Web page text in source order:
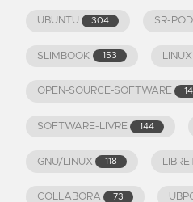
UBUNTU 304 SR-
SLIMBOOK 153 LINUX
OPEN-SOURCE-SOFTWARE
SOFTWARE-LIVRE 144
GNU/LINUX 118
COLLABORA 73